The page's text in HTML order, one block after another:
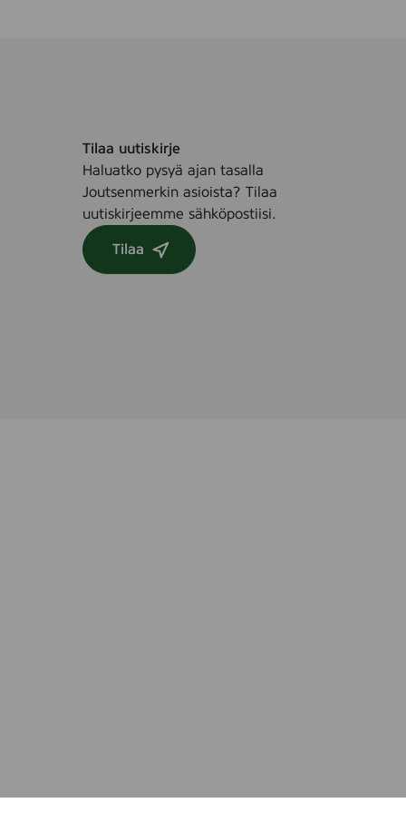
Tilaa uutiskirje
Haluatko pysyä ajan tasalla
Joutsenmerkin asioista? Tilaa
uutiskirjeemme sähköpostiisi.
Tilaa